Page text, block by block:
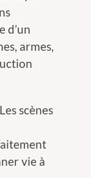
d’un
armes,
scènes
vie à